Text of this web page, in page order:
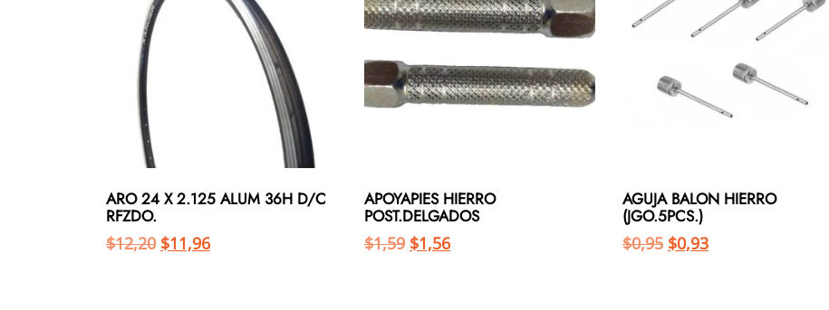
ARO 24 X 2.125 ALUM 36H D/C
RFZDO.
$12,20 $11,96
APOYAPIES HIERRO
POST.DELGADOS
$1,59 $1,56
AGUJA BALON HIERRO
(JGO.5PCS.)
$0,95 $0,93